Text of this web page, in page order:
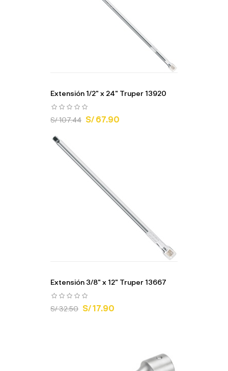
Extensión 1/2" x 24" Truper 13920
S/ 107.44 S/ 67.90
Extensión 3/8" x 12" Truper 13667
S/ 32.50 S/ 17.90